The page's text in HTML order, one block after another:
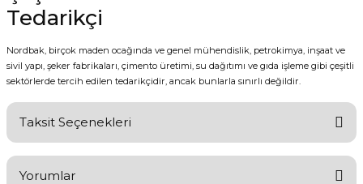
Tedarikçi
Nordbak, birçok maden ocağında ve genel mühendislik, petrokimya, inşaat ve
sivil yapı, şeker fabrikaları, çimento üretimi, su dağıtımı ve gıda işleme gibi çeşitli
sektörlerde tercih edilen tedarikçidir, ancak bunlarla sınırlı değildir.
Taksit Seçenekleri
Yorumlar